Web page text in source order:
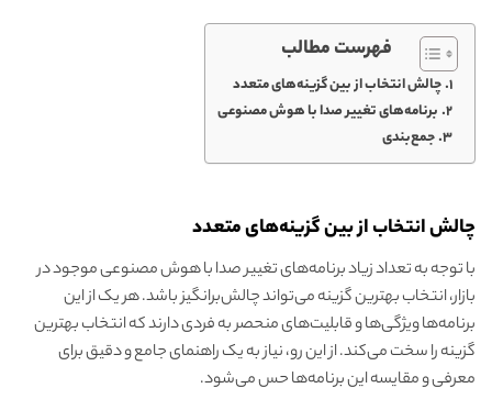
فهرست مطالب
چالش انتخاب از بین گزینه‌های متعدد
برنامه‌های تغییر صدا با هوش مصنوعی
جمع‌بندی
چالش انتخاب از بین گزینه‌های متعدد
با توجه به تعداد زیاد برنامه‌های تغییر صدا با هوش مصنوعی موجود در
بازار، انتخاب بهترین گزینه می‌تواند چالش‌برانگیز باشد. هر یک از این
برنامه‌ها ویژگی‌ها و قابلیت‌های منحصر به فردی دارند که انتخاب بهترین
گزینه را سخت می‌کند. از این رو، نیاز به یک راهنمای جامع و دقیق برای
معرفی و مقایسه این برنامه‌ها حس می‌شود.